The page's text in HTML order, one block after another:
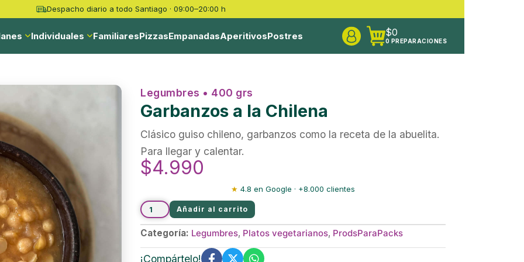
Despacho diario a todo Santiago · 09:00–20:00 h
Individuales FamiliaresPizzasEmpanadasAperitivosPostres $0
0 PREPARACIONES
Legumbres • 400 grs
Garbanzos a la Chilena
Clásico guiso chileno, garbanzos como la receta de la abuelita.
Para llegar y calentar.
$4.990
★ 4.8 en Google · +8.000 clientes
Añadir al carrito
Categoría: Legumbres, Platos vegetarianos, ProdsParaPacks
¡Compártelo!